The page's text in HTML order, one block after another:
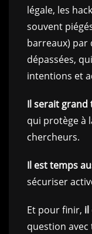
légale, les
souvent
barreaux) par
dépassées,
intentions et
Il serait grand
qui protège à
chercheurs.
Il est temps
sécuriser
Et pour finir, il
question avec